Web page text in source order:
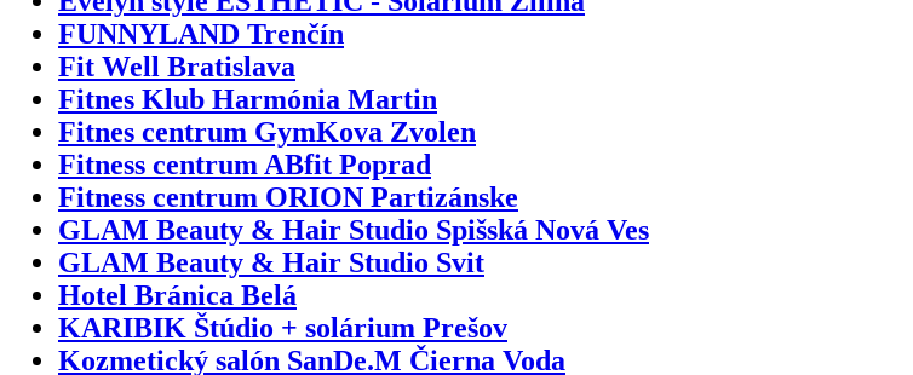
FUNNYLAND Trenčín
Fit Well Bratislava
Fitnes Klub Harmónia Martin
Fitnes centrum GymKova Zvolen
Fitness centrum ABfit Poprad
Fitness centrum ORION Partizánske
GLAM Beauty & Hair Studio Spišská Nová Ves
GLAM Beauty & Hair Studio Svit
Hotel Bránica Belá
KARIBIK Štúdio + solárium Prešov
Kozmetický salón SanDe.M Čierna Voda